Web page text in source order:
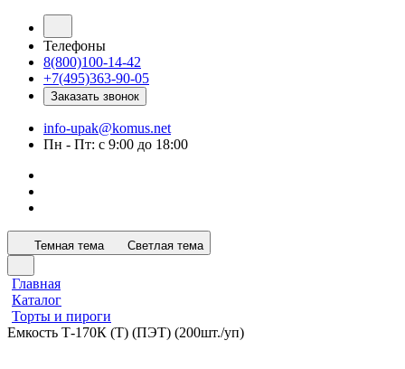
Телефоны
8(800)100-14-42
+7(495)363-90-05
Заказать звонок
info-upak@komus.net
Пн - Пт: с 9:00 до 18:00
Темная тема Светлая тема
Главная
Каталог
Торты и пироги
Емкость Т-170К (Т) (ПЭТ) (200шт./уп)